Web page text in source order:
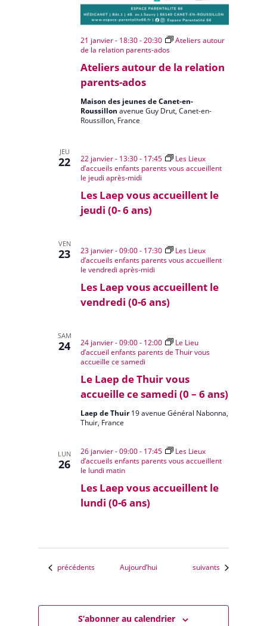
Ateliers autour de la relation
parents-ados
21 janvier - 18:30-20:30
Ateliers autour
de la relation parents-ados
Maison des jeunes de Canet-en-
Roussillonavenue Guy Drut, Canet-en-
Roussillon, France
JEU
22
Les Laep vous accueillent le
jeudi (0- 6 ans)
22 janvier - 13:30- 17:45
Les Lieux
d’accueils enfants parents vous accueillent
le jeudi après-midi
VEN
23
Les Laep vous accueillent le
vendredi (0-6 ans)
23 janvier - 09:00- 17:30
Les Lieux
d’accueils enfants parents vous accueillent
le vendredi après-midi
SAM
24
Le Laep de Thuir vous
accueille ce samedi (0 – 6 ans)
24 janvier - 09:00- 12:00
Le Lieu
d’accueil enfants parents de Thuir vous
accueille ce samedi
Laep de Thuir19 avenue Général Nabonna,
Thuir, France
LUN
26
Les Laep vous accueillent le
lundi (0-6 ans)
26 janvier - 09:00- 17:45
Les Lieux
d’accueils enfants parents vous accueillent
le lundi matin
Évènements
précédents Aujourd’hui Évènements
suivants
S’abonner au calendrier